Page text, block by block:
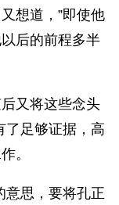
想道，”即使他
后的前程多半
又将这些念头
了足够证据，高
。
意思，要将孔正